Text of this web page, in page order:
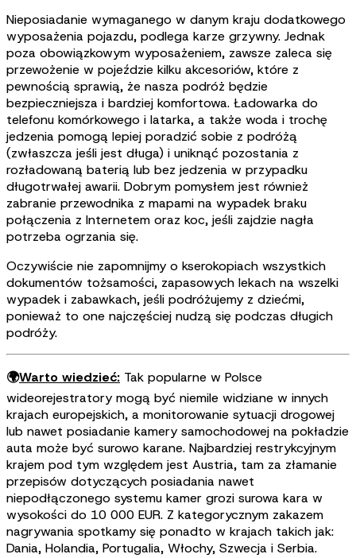
Nieposiadanie wymaganego w danym kraju dodatkowego
wyposażenia pojazdu, podlega karze grzywny. Jednak
poza obowiązkowym wyposażeniem, zawsze zaleca się
przewożenie w pojeździe kilku akcesoriów, które z
pewnością sprawią, że nasza podróż będzie
bezpieczniejsza i bardziej komfortowa. Ładowarka do
telefonu komórkowego i latarka, a także woda i trochę
jedzenia pomogą lepiej poradzić sobie z podróżą
(zwłaszcza jeśli jest długa) i uniknąć pozostania z
rozładowaną baterią lub bez jedzenia w przypadku
długotrwałej awarii. Dobrym pomysłem jest również
zabranie przewodnika z mapami na wypadek braku
połączenia z Internetem oraz koc, jeśli zajdzie nagła
potrzeba ogrzania się.
Oczywiście nie zapomnijmy o kserokopiach wszystkich
dokumentów tożsamości, zapasowych lekach na wszelki
wypadek i zabawkach, jeśli podróżujemy z dziećmi,
ponieważ to one najczęściej nudzą się podczas długich
podróży.
🌍Warto wiedzieć: Tak popularne w Polsce
wideorejestratory mogą być niemile widziane w innych
krajach europejskich, a monitorowanie sytuacji drogowej
lub nawet posiadanie kamery samochodowej na pokładzie
auta może być surowo karane. Najbardziej restrykcyjnym
krajem pod tym względem jest Austria, tam za złamanie
przepisów dotyczących posiadania nawet
niepodłączonego systemu kamer grozi surowa kara w
wysokości do 10 000 EUR. Z kategorycznym zakazem
nagrywania spotkamy się ponadto w krajach takich jak:
Dania, Holandia, Portugalia, Włochy, Szwecja i Serbia.